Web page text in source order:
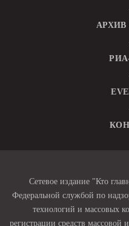
Сетевое издание "Кто
Федеральной службой по
технологий и массовых
регистрации средств